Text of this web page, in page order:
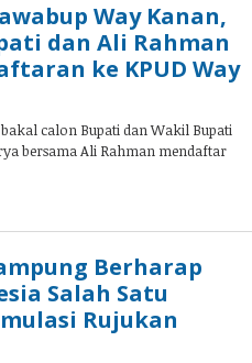
Way Kanan,
dan Ali Rahman
ke KPUD Way
calon Bupati dan Wakil Bupati
bersama Ali Rahman mendaftar
Berharap
Salah Satu
Rujukan